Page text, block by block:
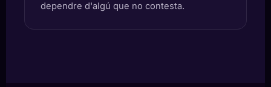
dependre d'algú que no contesta.